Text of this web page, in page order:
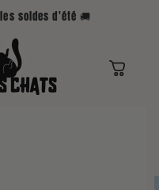
les soldes d'été 🚚
Panier